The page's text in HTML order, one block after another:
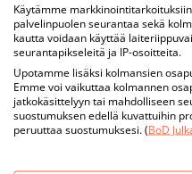
Käytämme
palvelinpuolen seurantaa sekä
kautta voidaan käyttää
seurantapikseleitä ja IP-osoitteita.
Upotamme lisäksi kolmansien
Emme voi vaikuttaa kolmannen
jatkokäsittelyyn tai mahdolliseen
suostumuksen edellä kuvattuihin
peruuttaa suostumuksesi. (BoD